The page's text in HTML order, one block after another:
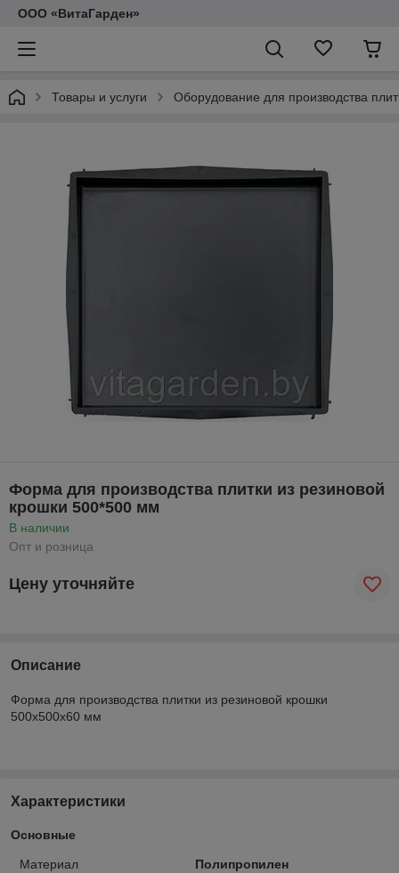
ООО «ВитаГарден»
Товары и услуги Оборудование для производства
Форма для производства плитки из резиновой
крошки 500*500 мм
В наличии
Опт и розница
Цену уточняйте
Описание
Форма для производства плитки из резиновой крошки
500х500х60 мм
Характеристики
Основные
Материал
Полипропилен